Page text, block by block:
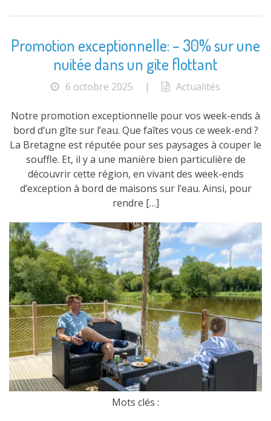
Promotion exceptionnelle: – 30% sur une
nuitée dans un gite flottant
6 octobre 2025 | Actualités
Notre promotion exceptionnelle pour vos week-ends à
bord d’un gîte sur l’eau. Que faîtes vous ce week-end ?
La Bretagne est réputée pour ses paysages à couper le
souffle. Et, il y a une manière bien particulière de
découvrir cette région, en vivant des week-ends
d’exception à bord de maisons sur l’eau. Ainsi, pour
rendre […]
Mots clés :